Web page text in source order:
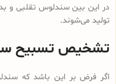
در این بین سندلوس تقلبی و
تولید می‌شوند.
تشخیص تسبیح
اگر فرض بر این باشد که